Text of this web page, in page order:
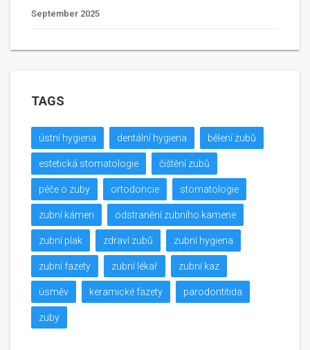
September 2025
TAGS
ústní hygiena dentální hygiena bělení zubů
estetická stomatologie čištění zubů
péče o zuby ortodoncie stomatologie
zubní kámen odstranění zubního kamene
zubní plak zdraví zubů zubní hygiena
zubní fazety zubní lékař zubní kaz
úsměv keramické fazety parodontitida
zuby